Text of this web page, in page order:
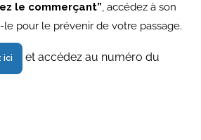
le commerçant”, accédez à son
pour le prévenir de votre passage.
ici et accédez au numéro du